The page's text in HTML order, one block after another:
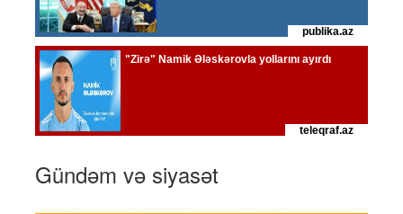
Gündəm və siyasət